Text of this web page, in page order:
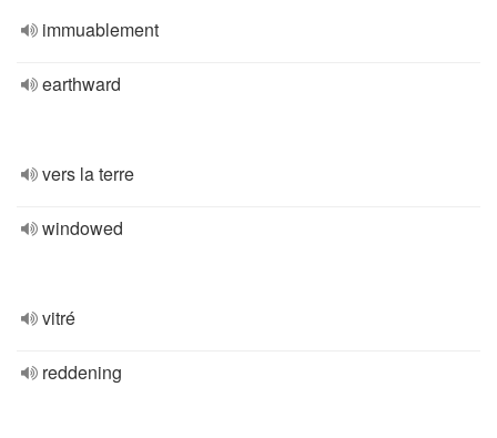
immuablement
earthward
vers la terre
windowed
vitré
reddening